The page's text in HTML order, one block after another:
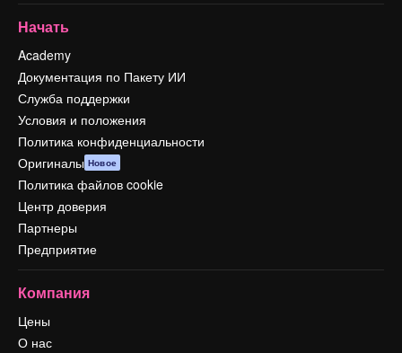
Начать
Academy
Документация по Пакету ИИ
Служба поддержки
Условия и положения
Политика конфиденциальности
Оригиналы Новое
Политика файлов cookie
Центр доверия
Партнеры
Предприятие
Компания
Цены
О нас